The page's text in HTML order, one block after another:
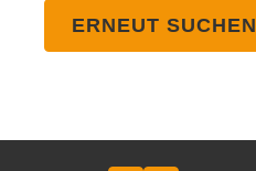
ERNEUT SUCHEN